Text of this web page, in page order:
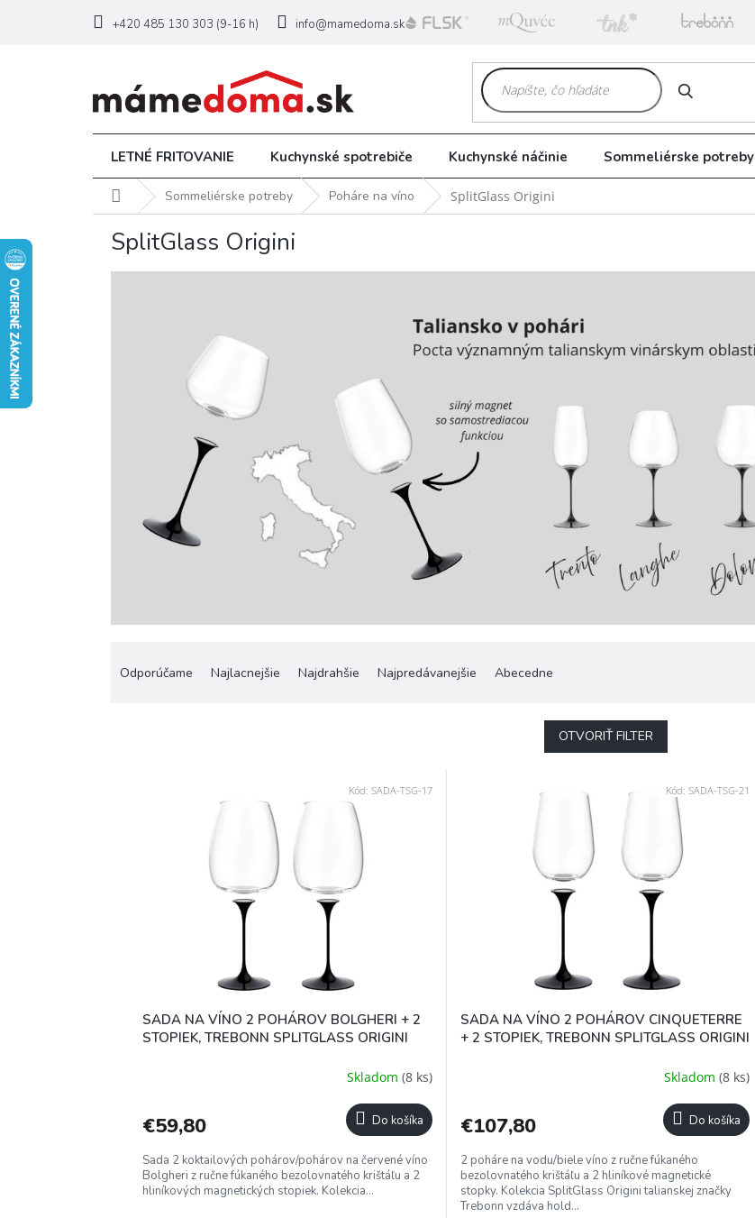
+420 485 130 303 (9-16 h) info@mamedoma.sk
HĽADAŤ
LETNÉ FRITOVANIE Kuchynské spotrebiče Kuchynské náčinie Sommeliérske potreby
DomovSommeliérske potreby Poháre na víno SplitGlass Origini
SplitGlass Origini
Odporúčame Najlacnejšie Najdrahšie Najpredávanejšie Abecedne
OTVORIŤ FILTER
SADA NA VÍNO 2 POHÁROV BOLGHERI + 2
STOPIEK, TREBONN SPLITGLASS ORIGINI
Skladom (8 ks)
€59,80 Do košíka
Sada 2 koktailových pohárov/pohárov na červené víno
Bolgheri z ručne fúkaného bezolovnatého krištáľu a 2
hliníkových magnetických stopiek. Kolekcia...
Kód: SADA-TSG-17
SADA NA VÍNO 2 POHÁROV CINQUETERRE
+ 2 STOPIEK, TREBONN SPLITGLASS ORIGINI
Skladom(8 ks)
€107,80 Do košíka
2 poháre na vodu/biele víno z ručne fúkaného
bezolovnatého krištáľu a 2 hliníkové magnetické
stopky. Kolekcia SplitGlass Origini talianskej značky
Trebonn vzdáva hold...
Kód:SADA-TSG-21